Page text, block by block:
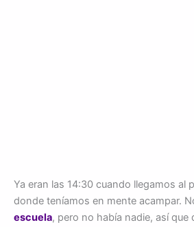
Ya eran las 14:30 cuando llegamos al
donde teníamos en mente acampar.
escuela, pero no había nadie, así